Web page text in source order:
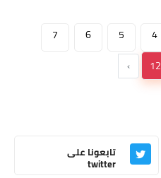
4
5
6
7
12
›
تابعونا على
twitter